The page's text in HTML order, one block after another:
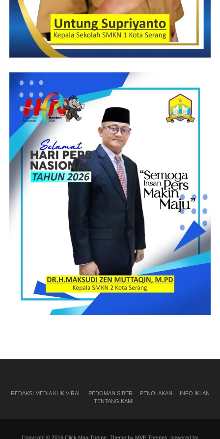
REDAKSI MEDIA KLIK VIRAL PEDOMAN SIBER PENOLAKAN
INFO IKLAN
TENTANG KAMI
Copyright © 2016 Click Mag Theme. Theme by MVP Themes, powered by